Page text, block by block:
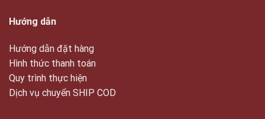
Hướng dẫn
Hướng dẫn đặt hàng
Hình thức thanh toán
Quy trình thực hiện
Dịch vụ chuyển SHIP COD